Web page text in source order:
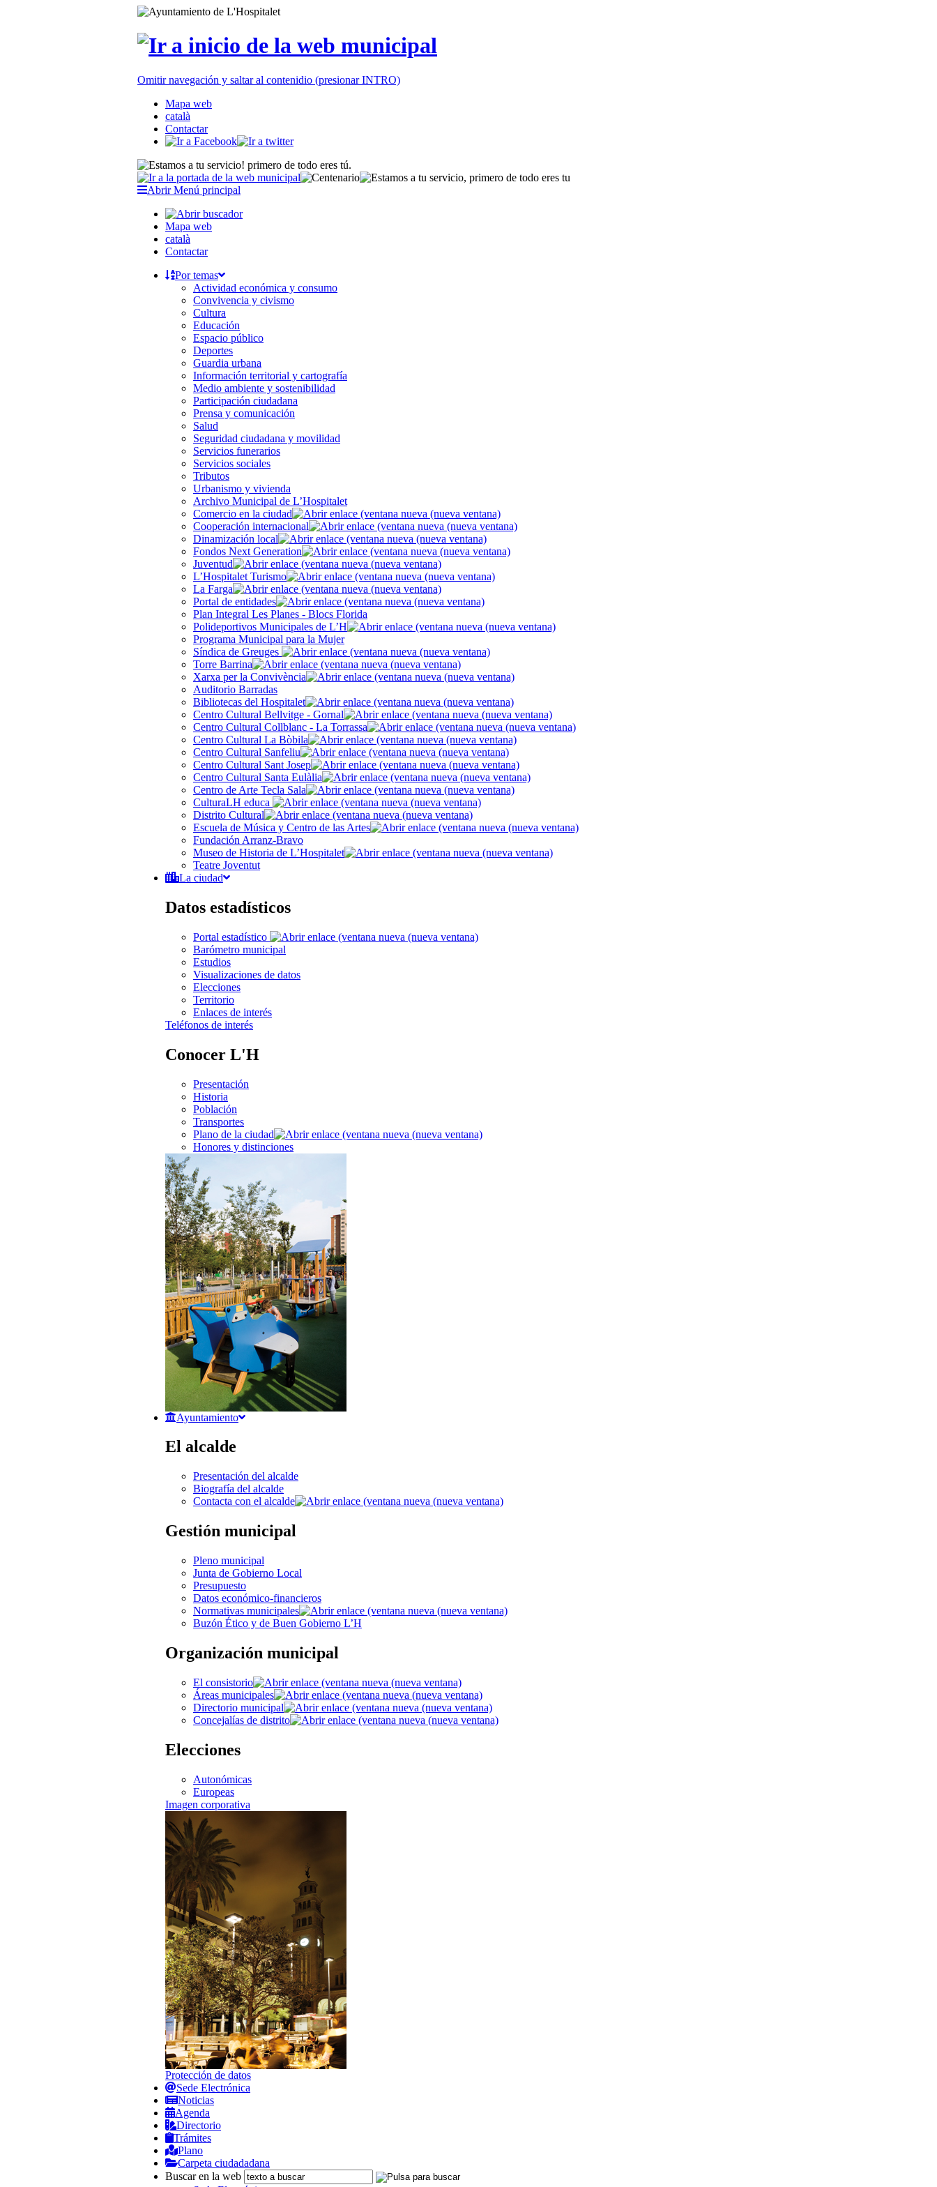
Omitir navegación y saltar al contenidio (presionar INTRO)
Mapa web
català
Contactar
Abrir Menú principal
Mapa web
català
Contactar
Por temas
Actividad económica y consumo
Convivencia y civismo
Cultura
Educación
Espacio público
Deportes
Guardia urbana
Información territorial y cartografía
Medio ambiente y sostenibilidad
Participación ciudadana
Prensa y comunicación
Salud
Seguridad ciudadana y movilidad
Servicios funerarios
Servicios sociales
Tributos
Urbanismo y vivienda
Archivo Municipal de L’Hospitalet
Comercio en la ciudad
Cooperación internacional
Dinamización local
Fondos Next Generation
Juventud
L’Hospitalet Turismo
La Farga
Portal de entidades
Plan Integral Les Planes - Blocs Florida
Polideportivos Municipales de L’H
Programa Municipal para la Mujer
Síndica de Greuges
Torre Barrina
Xarxa per la Convivència
Auditorio Barradas
Bibliotecas del Hospitalet
Centro Cultural Bellvitge - Gornal
Centro Cultural Collblanc - La Torrassa
Centro Cultural La Bòbila
Centro Cultural Sanfeliu
Centro Cultural Sant Josep
Centro Cultural Santa Eulàlia
Centro de Arte Tecla Sala
CulturaLH educa
Distrito Cultural
Escuela de Música y Centro de las Artes
Fundación Arranz-Bravo
Museo de Historia de L’Hospitalet
Teatre Joventut
La ciudad
Datos estadísticos
Portal estadístico
Barómetro municipal
Estudios
Visualizaciones de datos
Elecciones
Territorio
Enlaces de interés
Teléfonos de interés
Conocer L'H
Presentación
Historia
Población
Transportes
Plano de la ciudad
Honores y distinciones
Ayuntamiento
El alcalde
Presentación del alcalde
Biografía del alcalde
Contacta con el alcalde
Gestión municipal
Pleno municipal
Junta de Gobierno Local
Presupuesto
Datos económico-financieros
Normativas municipales
Buzón Ético y de Buen Gobierno L’H
Organización municipal
El consistorio
Áreas municipales
Directorio municipal
Concejalías de distrito
Elecciones
Autonómicas
Europeas
Imagen corporativa
Protección de datos
Sede Electrónica
Noticias
Agenda
Directorio
Trámites
Plano
Carpeta ciudadadana
Buscar en la web